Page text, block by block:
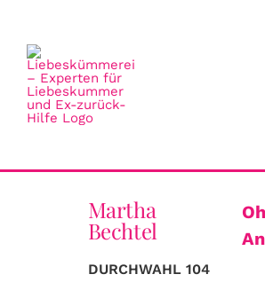
springen
BERATER
BERATUNGSTHEMEN
Martha
Bechtel
DURCHWAHL 104